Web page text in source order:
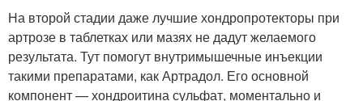
На второй стадии даже лучшие хондропротекторы при
артрозе в таблетках или мазях не дадут желаемого
результата. Тут помогут внутримышечные инъекции
такими препаратами, как Артрадол. Его основной
компонент — хондроитина сульфат, моментально и